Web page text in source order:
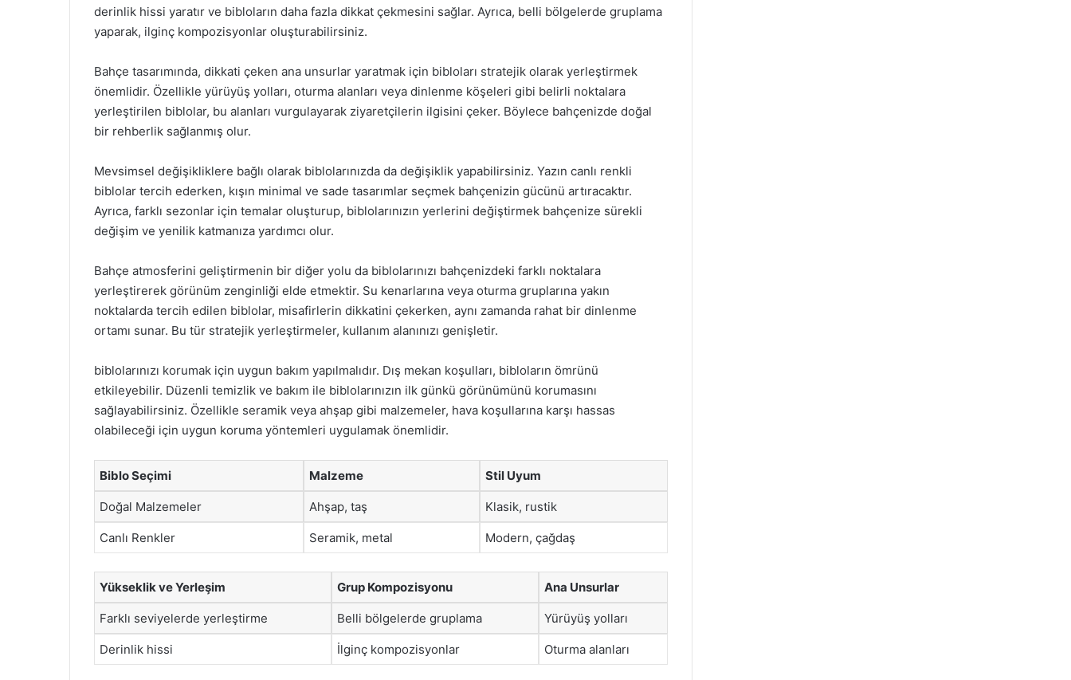
derinlik hissi yaratır ve bibloların daha fazla dikkat çekmesini sağlar. Ayrıca, belli bölgelerde gruplama
yaparak, ilginç kompozisyonlar oluşturabilirsiniz.
Bahçe tasarımında, dikkati çeken ana unsurlar yaratmak için bibloları stratejik olarak yerleştirmek
önemlidir. Özellikle yürüyüş yolları, oturma alanları veya dinlenme köşeleri gibi belirli noktalara
yerleştirilen biblolar, bu alanları vurgulayarak ziyaretçilerin ilgisini çeker. Böylece bahçenizde doğal
bir rehberlik sağlanmış olur.
Mevsimsel değişikliklere bağlı olarak biblolarınızda da değişiklik yapabilirsiniz. Yazın canlı renkli
biblolar tercih ederken, kışın minimal ve sade tasarımlar seçmek bahçenizin gücünü artıracaktır.
Ayrıca, farklı sezonlar için temalar oluşturup, biblolarınızın yerlerini değiştirmek bahçenize sürekli
değişim ve yenilik katmanıza yardımcı olur.
Bahçe atmosferini geliştirmenin bir diğer yolu da biblolarınızı bahçenizdeki farklı noktalara
yerleştirerek görünüm zenginliği elde etmektir. Su kenarlarına veya oturma gruplarına yakın
noktalarda tercih edilen biblolar, misafirlerin dikkatini çekerken, aynı zamanda rahat bir dinlenme
ortamı sunar. Bu tür stratejik yerleştirmeler, kullanım alanınızı genişletir.
biblolarınızı korumak için uygun bakım yapılmalıdır. Dış mekan koşulları, bibloların ömrünü
etkileyebilir. Düzenli temizlik ve bakım ile biblolarınızın ilk günkü görünümünü korumasını
sağlayabilirsiniz. Özellikle seramik veya ahşap gibi malzemeler, hava koşullarına karşı hassas
olabileceği için uygun koruma yöntemleri uygulamak önemlidir.
Biblo Seçimi Malzeme Stil Uyum
Doğal Malzemeler Ahşap, taş Klasik, rustik
Canlı Renkler Seramik, metal Modern, çağdaş
Yükseklik ve Yerleşim Grup Kompozisyonu Ana Unsurlar
Farklı seviyelerde yerleştirme Belli bölgelerde gruplama Yürüyüş yolları
Derinlik hissi İlginç kompozisyonlar Oturma alanları